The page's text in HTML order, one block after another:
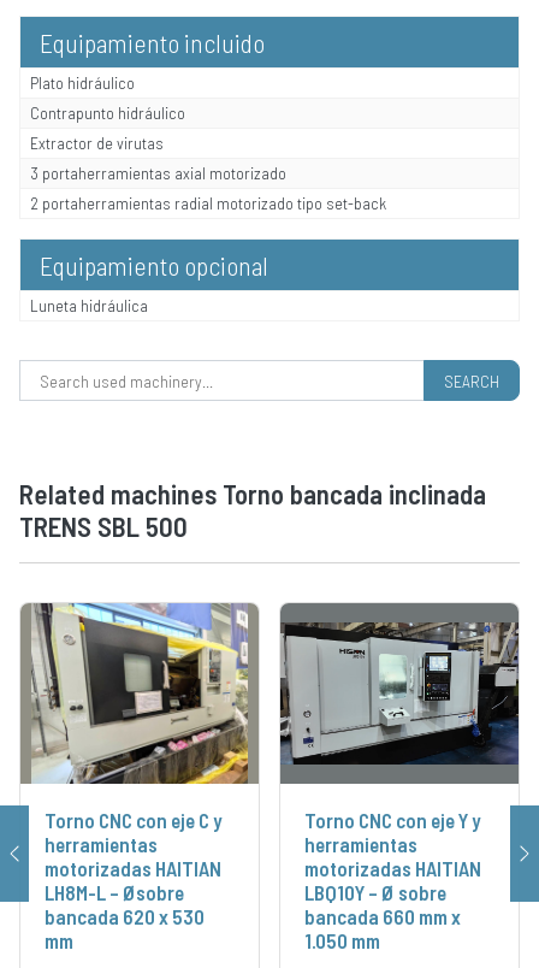
Equipamiento incluido
Plato hidráulico
Contrapunto hidráulico
Extractor de virutas
3 portaherramientas axial motorizado
2 portaherramientas radial motorizado tipo set-back
Equipamiento opcional
Luneta hidráulica
Search for:
Related machines Torno bancada inclinada
TRENS SBL 500
Torno CNC con eje C y
herramientas
motorizadas HAITIAN
LH8M-L – Øsobre
bancada 620 x 530
mm
Torno CNC con eje Y y
herramientas
motorizadas HAITIAN
LBQ10Y – Ø sobre
bancada 660 mm x
1.050 mm